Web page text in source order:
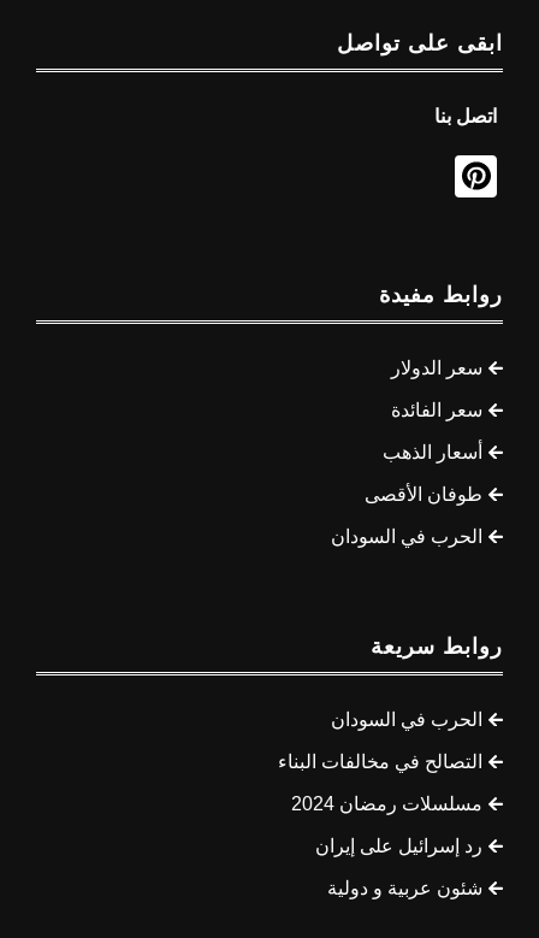
ابقى على تواصل
اتصل بنا
روابط مفيدة
سعر الدولار
سعر الفائدة
أسعار الذهب
طوفان الأقصى
الحرب في السودان
روابط سريعة
الحرب في السودان
التصالح في مخالفات البناء
مسلسلات رمضان 2024
رد إسرائيل على إيران
شئون عربية و دولية